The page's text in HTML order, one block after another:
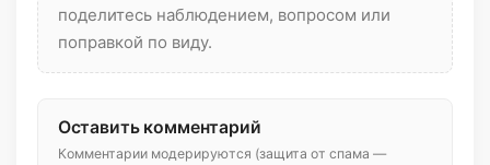
поделитесь наблюдением, вопросом или
поправкой по виду.
Оставить комментарий
Комментарии модерируются (защита от спама —